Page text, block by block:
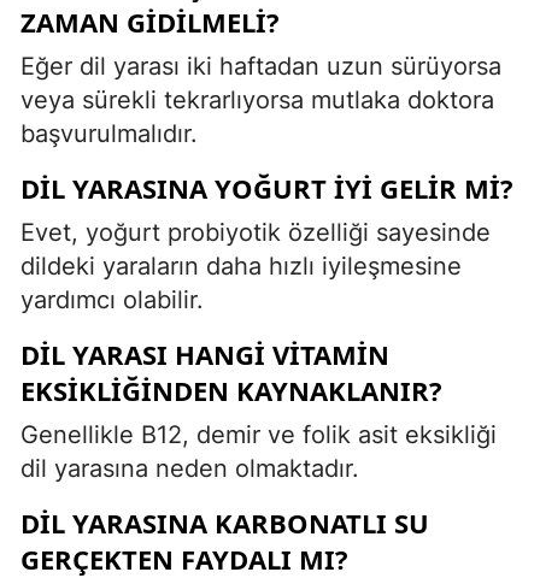
ZAMAN GIDILMELI?
Eğer dil yarası iki haftadan uzun sürüyorsa
veya sürekli tekrarlıyorsa mutlaka doktora
başvurulmalıdır.
DIL YARASINA YOĞURT IYI GELIR MI?
Evet, yoğurt probiyotik özelliği sayesinde
dildeki yaraların daha hızlı iyileşmesine
yardımcı olabilir.
DIL YARASI HANGI VITAMIN
EKSIKLIĞINDEN KAYNAKLANIR?
Genellikle B12, demir ve folik asit eksikliği
dil yarasına neden olmaktadır.
DIL YARASINA KARBONATLI SU
GERÇEKTEN FAYDALI MI?